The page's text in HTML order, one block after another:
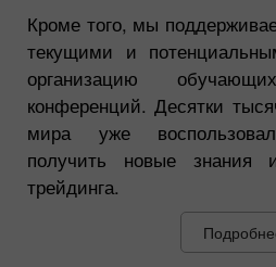
Кроме того, мы
текущими и
организацию
конференций. Десятки
мира уже
получить новые знания
трейдинга.